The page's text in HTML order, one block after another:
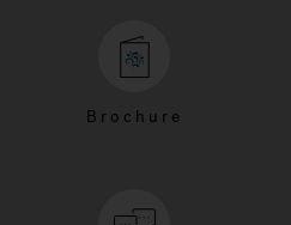
Brochure